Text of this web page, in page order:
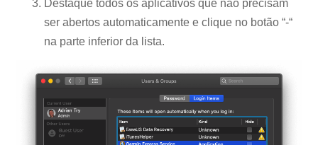
Destaque todos os aplicativos que não precisam
ser abertos automaticamente e clique no botão “-“
na parte inferior da lista.